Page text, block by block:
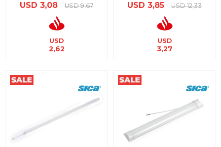
USD 3,08 USD 9,67
USD
2,62
USD 3,85 USD 12,33
USD
3,27